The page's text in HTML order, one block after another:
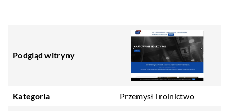
Podgląd witryny
Kategoria Przemysł i rolnictwo